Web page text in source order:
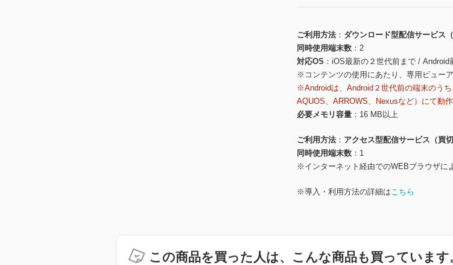
ご利用方法
ダウンロード型配信サービス（
同時使用端末数
2
対応OS
iOS最新の２世代前まで / Android
※コンテンツの使用にあたり、専用ビュー
※Androidは、Android２世代前の端末のう
AQUOS、ARROWS、Nexusなど）にて動
必要メモリ容量
16 MB以上
ご利用方法
アクセス型配信サービス（買切
同時使用端末数
1
※インターネット経由でのWEBブラウザに
※導入・利用方法の詳細はこちら
この商品を買った人は、こんな商品も買っています